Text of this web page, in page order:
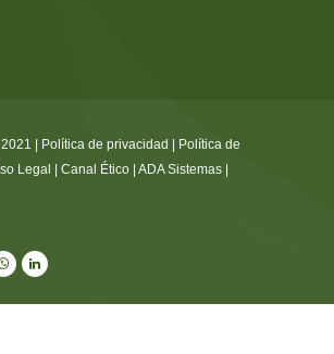
| Política de privacidad
Política de
Legal Canal Ético ADA Sistemas